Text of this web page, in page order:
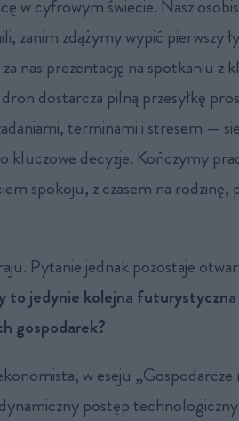
w cyfrowym świecie. Nasz
zanim zdążymy wypić pierwszy
nas prezentację na spotkaniu z
dostarcza pilną przesyłkę
terminami i stresem —
decyzje. Kończymy
spokoju, z czasem na rodzinę,
Pytanie jednak pozostaje
to jedynie kolejna
gospodarek?
w eseju „Gospodarcze
postęp